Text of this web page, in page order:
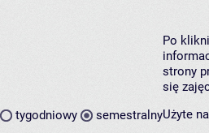
tygodniowy semestralny
Po
strony
się
Użyte